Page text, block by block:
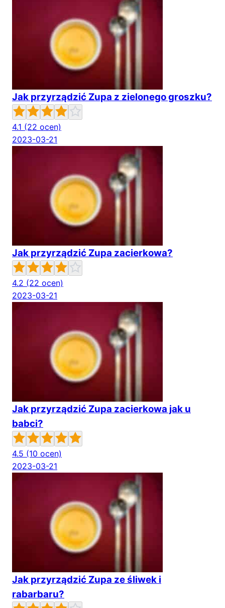
Jak przyrządzić Zupa z zielonego groszku?
4.1 (22 ocen)
2023-03-21
Jak przyrządzić Zupa zacierkowa?
4.2 (22 ocen)
2023-03-21
Jak przyrządzić Zupa zacierkowa jak u
babci?
4.5 (10 ocen)
2023-03-21
Jak przyrządzić Zupa ze śliwek i
rabarbaru?